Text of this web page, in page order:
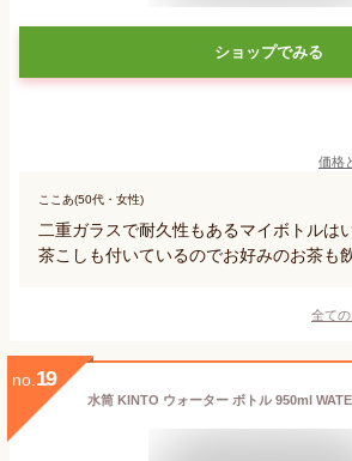
ショップでみる
価格
ここあ(50代・女性)
二重ガラスで耐久性もあるマイボトルは
茶こしも付いているのでお好みのお茶も
全て
no. 19